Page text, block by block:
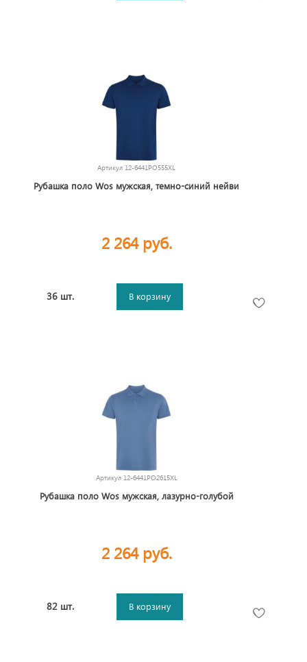
Артикул 12-6441PO555XL
Рубашка поло Wos мужская, темно-синий нейви
2 264 руб.
36 шт. В корзину
Артикул 12-6441PO2615XL
Рубашка поло Wos мужская, лазурно-голубой
2 264 руб.
82 шт. В корзину